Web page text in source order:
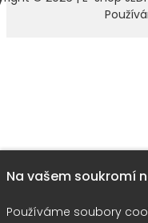
Na vašem soukromí
Používáme soubory